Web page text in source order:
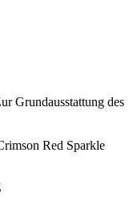
Grundausstattung des
Red Sparkle